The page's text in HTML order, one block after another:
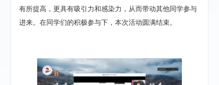
有所提高，更具有吸引力和感染力，从而带动其他同学参与
进来。在同学们的积极参与下，本次活动圆满结束。